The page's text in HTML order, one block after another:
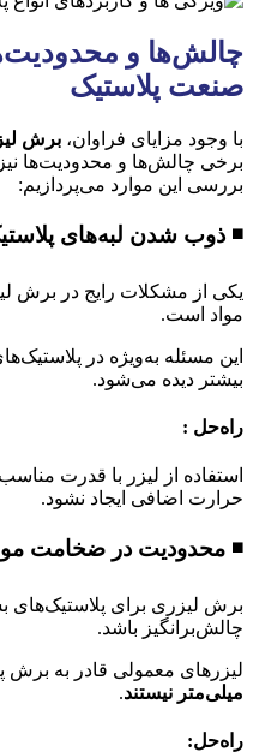
چالش‌ها و
صنعت پلاستیک
با وجود مزایای فراوان، برش
برخی چالش‌ها و محدودیت‌ها
بررسی این موارد می‌پردازیم:
◾ ذوب شدن لبه‌های
یکی از مشکلات رایج در برش
مواد است.
بیشتر دیده می‌شود.
راه‌حل :
استفاده از لیزر با قدرت
حرارت اضافی ایجاد نشود.
◾ محدودیت در ضخامت
برش لیزری برای
چالش‌برانگیز باشد.
لیزرهای معمولی قادر به برش
میلی‌متر نیستند.
راه‌حل: